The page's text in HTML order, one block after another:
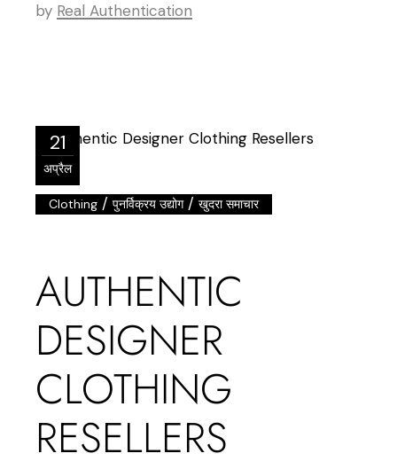
by Real Authentication
21
अप्रैल
Clothing /पुनर्विक्रय उद्योग/खुदरा समाचार
AUTHENTIC
DESIGNER
CLOTHING
RESELLERS